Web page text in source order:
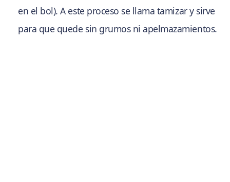
en el bol). A este proceso se llama tamizar y sirve
para que quede sin grumos ni apelmazamientos.